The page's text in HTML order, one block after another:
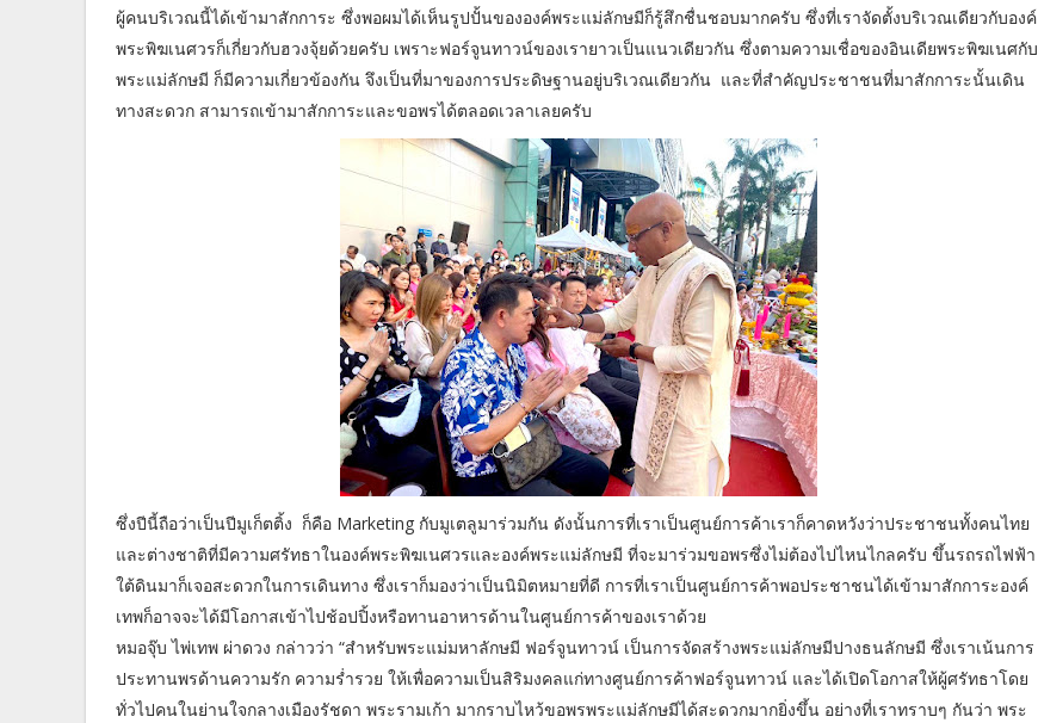
ผู้คนบริเวณนี้ได้เข้ามาสักการะ ซึ่งพอผมได้เห็นรูปปั้นขององค์พระแม่ลักษมีก็รู้สึกชื่นชอบมากครับ ซึ่งที่เราจัดตั้งบริเวณเดียวกับองค์
พระพิฆเนศวรก็เกี่ยวกับฮวงจุ้ยด้วยครับ เพราะฟอร์จูนทาวน์ของเรายาวเป็นแนวเดียวกัน ซึ่งตามความเชื่อของอินเดียพระพิฆเนศกับ
พระแม่ลักษมี ก็มีความเกี่ยวข้องกัน จึงเป็นที่มาของการประดิษฐานอยู่บริเวณเดียวกัน และที่สำคัญประชาชนที่มาสักการะนั้นเดิน
ทางสะดวก สามารถเข้ามาสักการะและขอพรได้ตลอดเวลาเลยครับ
ซึ่งปีนี้ถือว่าเป็นปีมูเก็ตติ้ง ก็คือ Marketing กับมูเตลูมาร่วมกัน ดังนั้นการที่เราเป็นศูนย์การค้าเราก็คาดหวังว่าประชาชนทั้งคนไทย
และต่างชาติที่มีความศรัทธาในองค์พระพิฆเนศวรและองค์พระแม่ลักษมี ที่จะมาร่วมขอพรซึ่งไม่ต้องไปไหนไกลครับ ขึ้นรถรถไฟฟ้า
ใต้ดินมาก็เจอสะดวกในการเดินทาง ซึ่งเราก็มองว่าเป็นนิมิตหมายที่ดี การที่เราเป็นศูนย์การค้าพอประชาชนได้เข้ามาสักการะองค์
เทพก็อาจจะได้มีโอกาสเข้าไปช้อปปิ้งหรือทานอาหารด้านในศูนย์การค้าของเราด้วย
หมอจุ๊บ ไพ่เทพ ผ่าดวง กล่าวว่า “สำหรับพระแม่มหาลักษมี ฟอร์จูนทาวน์ เป็นการจัดสร้างพระแม่ลักษมีปางธนลักษมี ซึ่งเราเน้นการ
ประทานพรด้านความรัก ความร่ำรวย ให้เพื่อความเป็นสิริมงคลแก่ทางศูนย์การค้าฟอร์จูนทาวน์ และได้เปิดโอกาสให้ผู้ศรัทธาโดย
ทั่วไปคนในย่านใจกลางเมืองรัชดา พระรามเก้า มากราบไหว้ขอพรพระแม่ลักษมีได้สะดวกมากยิ่งขึ้น อย่างที่เราทราบๆ กันว่า พระ